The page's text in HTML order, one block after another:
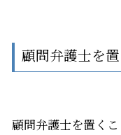
顧問弁護士を
顧問弁護士を置く